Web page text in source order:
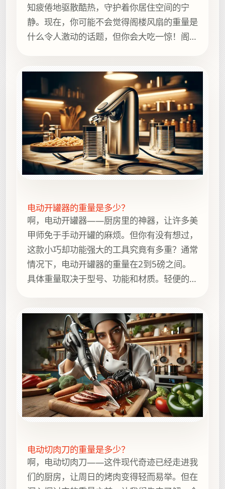
知疲倦地驱散酷热，守护着你居住空间的宁
静。现在，你可能不会觉得阁楼风扇的重量是
什么令人激动的话题，但你会大吃一惊！阁楼
是，这大约相当于一只小狗或一台20世纪80
年代笨重的电动打字机的重量。还记得那些笨
重的机器吗？它们笨重得像一个闷热的阁楼，
电动开罐器的重量是多少？
啊，电动开罐器——厨房里的神器，让许多美
甲师免于手动开罐的麻烦。但你有没有想过，
这款小巧却功能强大的工具究竟有多重？通常
情况下，电动开罐器的重量在2到5磅之间。
具体重量取决于型号、功能和材质。轻便的开
稳定，功能也更强大。
电动切肉刀的重量是多少？
啊，电动切肉刀——这件现代奇迹已经走进我
们的厨房，让周日的烤肉变得轻而易举。但在